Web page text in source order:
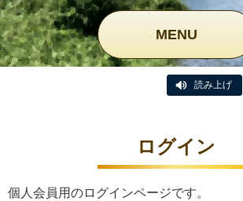
MENU
読み上げ
ログイン
個人会員用のログインページです。